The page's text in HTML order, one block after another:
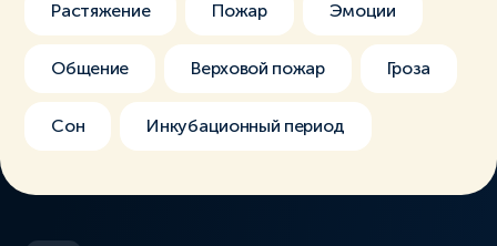
Растяжение Пожар Эмоции
Общение Верховой пожар Гроза
Сон Инкубационный период